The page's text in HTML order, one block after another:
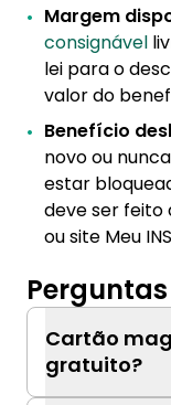
Margem
consignável
lei para o
valor do
Benefício
novo ou
estar
deve ser
ou site Meu
Cartão
gratuito?